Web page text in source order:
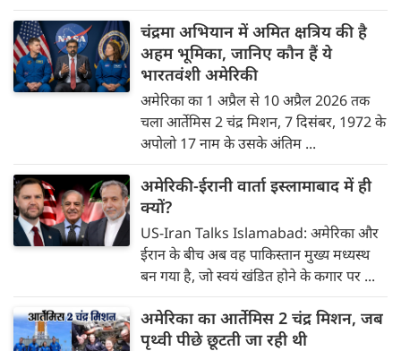
चंद्रमा अभियान में अमित क्षत्रिय की है
अहम भूमिका, जानिए कौन हैं ये
भारतवंशी अमेरिकी
अमेरिका का 1 अप्रैल से 10 अप्रैल 2026 तक
चला आर्तेमिस 2 चंद्र मिशन, 7 दिसंबर, 1972 के
अपोलो 17 नाम के उसके अंतिम ...
अमेरिकी-ईरानी वार्ता इस्लामाबाद में ही
क्यों?
US-Iran Talks Islamabad: अमेरिका और
ईरान के बीच अब वह पाकिस्तान मुख्य मध्यस्थ
बन गया है, जो स्वयं खंडित होने के कगार पर ...
अमेरिका का आर्तेमिस 2 चंद्र मिशन, जब
पृथ्‍वी पीछे छूटती जा रही थी